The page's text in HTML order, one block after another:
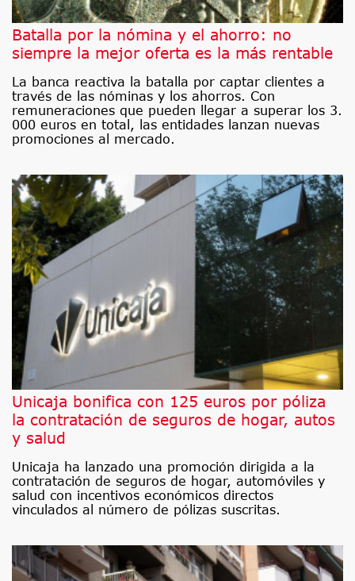
Batalla por la nómina y el ahorro: no
siempre la mejor oferta es la más rentable
La banca reactiva la batalla por captar clientes a
través de las nóminas y los ahorros. Con
remuneraciones que pueden llegar a superar los 3.
000 euros en total, las entidades lanzan nuevas
promociones al mercado.
Unicaja bonifica con 125 euros por póliza
la contratación de seguros de hogar, autos
y salud
Unicaja ha lanzado una promoción dirigida a la
contratación de seguros de hogar, automóviles y
salud con incentivos económicos directos
vinculados al número de pólizas suscritas.